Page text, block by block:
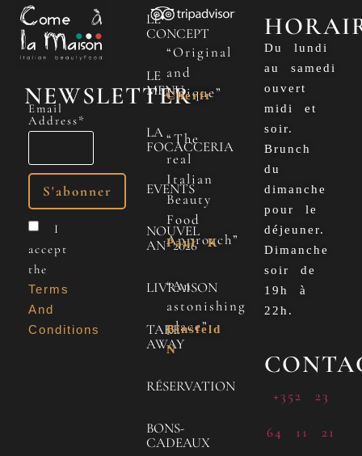
NEWSLETTER
Email
Address*
I
accept
the
Terms
And
Conditions
LE
CONCEPT
LE
MENU
LA
FOCACCERIA
EVENTS
NOUVEL
AN 2026
LIVRAISON
TAKE
AWAY
RÉSERVATION
BONS-
CADEAUX
“Original
and
Unique”
Cherfr
“The
real
Italian
Beauty
Food
Approach”
Paul K
“An
astonishing
place”
Binsfeld
N
Du lundi
au samedi
ouvert
midi et
soir.
Brunch
du
dimanche
pour le
déjeuner.
Dimanche
soir de
19h à
22h.
+352 23
64 11 21